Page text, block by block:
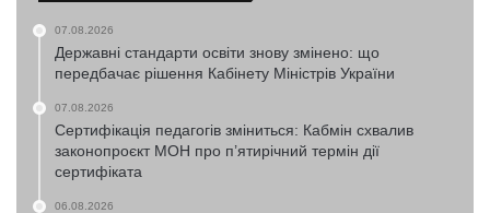
07.08.2026
Державні стандарти освіти знову змінено: що
передбачає рішення Кабінету Міністрів України
07.08.2026
Сертифікація педагогів зміниться: Кабмін схвалив
законопроєкт МОН про п’ятирічний термін дії
сертифіката
06.08.2026